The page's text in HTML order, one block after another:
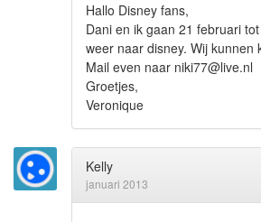
Hallo Disney fans,
Dani en ik gaan 21 februari
weer naar disney. Wij kunnen
Mail even naar niki77@live.nl
Groetjes,
Veronique
Kelly
januari 2013